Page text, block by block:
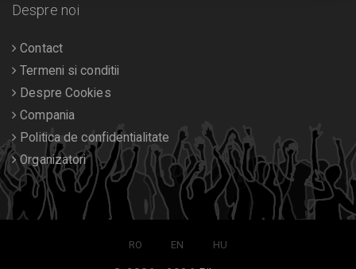
Despre noi
Contact
Termeni si conditii
Despre Cookies
Compania
Politica de confidentialitate
Organizatori
RO EN HU